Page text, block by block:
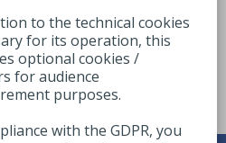
orangepresseeberck/
to the technical cookies
for its operation, this
optional cookies /
for audience
purposes.
with the GDPR, you